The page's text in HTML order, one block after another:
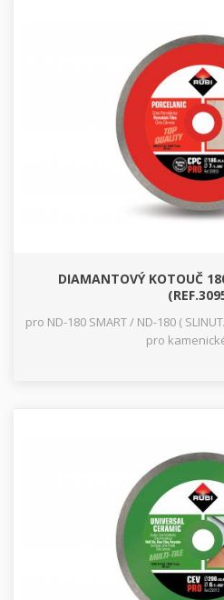
DIAMANTOVÝ KOTOUČ
pro ND-180 SMART / ND-180 (
pro